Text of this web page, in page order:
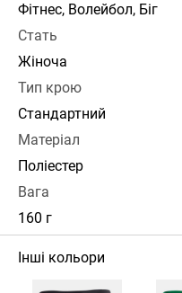
Фітнес, Волейбол, Біг
Стать
Жіноча
Тип крою
Стандартний
Матеріал
Поліестер
Вага
160 г
Інші кольори